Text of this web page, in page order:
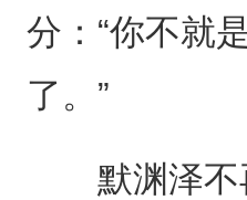
分：“你不就
了。”
默渊泽不再